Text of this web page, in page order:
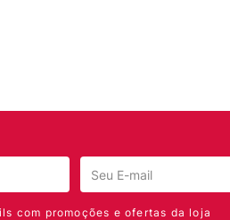
com promoções e ofertas da loja